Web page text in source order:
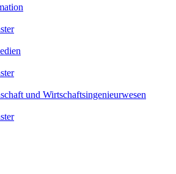
und Wirtschaftsingenieurwesen